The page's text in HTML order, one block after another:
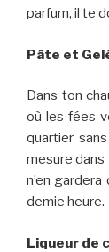
parfum, il te
Pâte et
Dans ton
où les fées
quartier
mesure dans
n’en
demie heure.
Liqueur de